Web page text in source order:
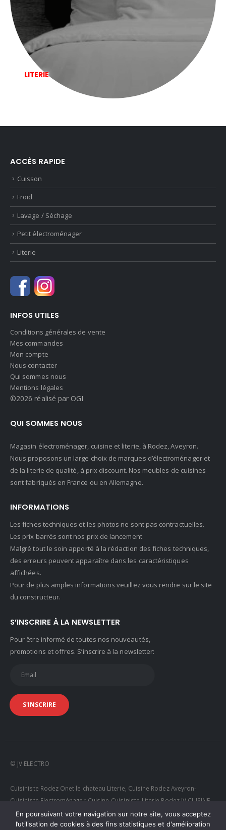
LITERIE
ACCÈS RAPIDE
Cuisson
Froid
Lavage / Séchage
Petit électroménager
Literie
INFOS UTILES
Conditions générales de vente
Mes commandes
Mon compte
Nous contacter
Qui sommes nous
Mentions légales
©2026 réalisé par OGI
QUI SOMMES NOUS
Magasin électroménager, cuisine et literie, à Rodez, Aveyron.
Nous proposons un large choix de marques d’électroménager et
de la literie de qualité, à prix discount. Nos meubles de cuisines
sont fabriqués en France ou en Allemagne.
INFORMATIONS
Les fiches techniques et les photos ne sont pas contractuelles.
Les prix barrés sont nos prix de lancement
Malgré tout le soin apporté à la rédaction des fiches techniques,
des erreurs peuvent apparaître dans les caractéristiques
affichées.
Pour de plus amples informations veuillez vous rendre sur le site
du constructeur.
S’INSCRIRE À LA NEWSLETTER
Pour être informé de toutes nos nouveautés,
promotions et offres. S’inscrire à la newsletter:
© JV ELECTRO
Cuisiniste Rodez Onet le chateau Literie, Cuisine Rodez Aveyron-
Cuisiniste Electroménager-Cuisine-Cuisiniste-Literie Rodez JV CUISINE
RODEZ
En poursuivant votre navigation sur notre site, vous acceptez
l’utilisation de cookies à des fins statistiques et d'amélioration